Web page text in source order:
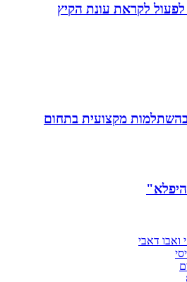
לפעול לקראת עונת הקיץ
מקצועית בתחום
ואבו דאבי